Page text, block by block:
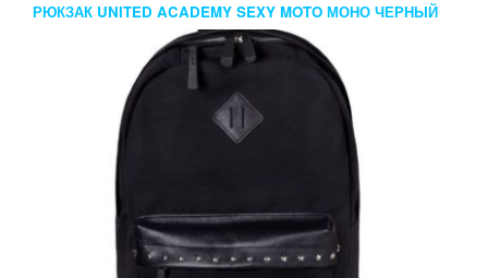
РЮКЗАК UNITED ACADEMY SEXY MOTO МОНО ЧЕРНЫЙ